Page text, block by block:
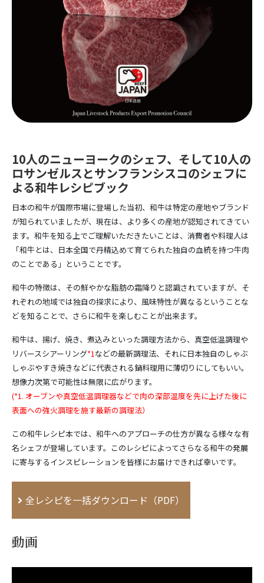
10人のニューヨークのシェフ、そして10人の
ロサンゼルスとサンフランシスコのシェフに
よる和牛レシピブック
日本の和牛が国際市場に登場した当初、和牛は特定の産地やブランド
が知られていましたが、現在は、より多くの産地が認知されてきてい
ます。和牛を知る上でご理解いただきたいことは、消費者や料理人は
「和牛とは、日本全国で丹精込めて育てられた独自の血統を持つ牛肉
のことである」ということです。
和牛の特徴は、その鮮やかな脂肪の霜降りと認識されていますが、そ
れぞれの地域では独自の探求により、風味特性が異なるということな
どを知ることで、さらに和牛を楽しむことが出来ます。
和牛は、揚げ、焼き、煮込みといった調理方法から、真空低温調理や
リバースシアーリング*1 などの最新調理法、それに日本独自のしゃぶ
しゃぶやすき焼きなどに代表される鍋料理用に薄切りにしてもいい。
想像力次第で可能性は無限に広がります。
(*1. オーブンや真空低温調理器などで肉の深部温度を先に上げた後に
表面への強火調理を施す最新の調理法）
この和牛レシピ本では、和牛へのアプローチの仕方が異なる様々な有
名シェフが登場しています。このレシピによってさらなる和牛の発展
に寄与するインスピレーションを皆様にお届けできれば幸いです。
全レシピを一括ダウンロード（PDF）
動画